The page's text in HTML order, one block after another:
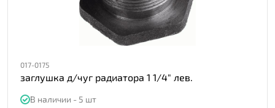
017-0175
заглушка д/чуг радиатора 1 1/4" лев.
В наличии - 5 шт